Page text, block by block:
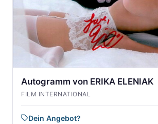
Autogramm von ERIKA ELENIAK
FILM INTERNATIONAL
Dein Angebot?